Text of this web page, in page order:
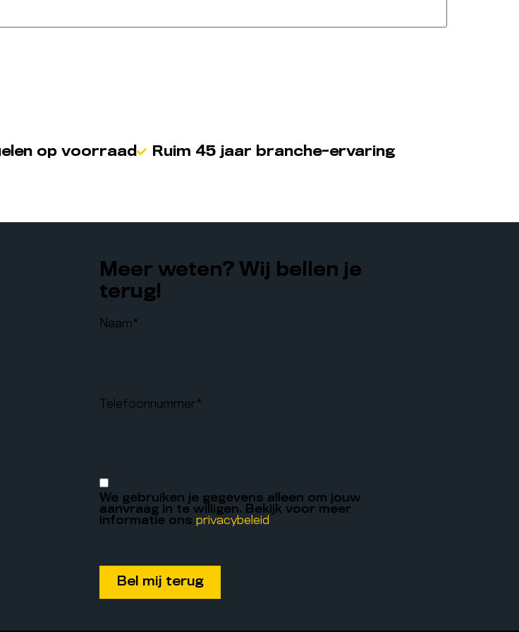
op voorraad Ruim 45 jaar branche-ervaring
Meer weten? Wij bellen je
terug!
Naam*
Telefoonnummer*
We gebruiken je gegevens alleen om jouw
aanvraag in te willigen. Bekijk voor meer
informatie onsprivacybeleid